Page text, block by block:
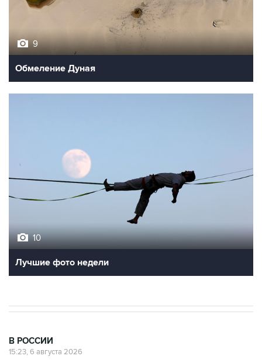
9
Обмеление Дуная
10
Лучшие фото недели
В РОССИИ
15:23, 6 августа 2026